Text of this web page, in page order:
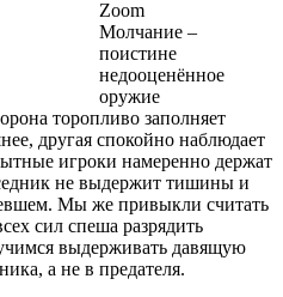
Zoom
Молчание –
поистине
недооценённое
оружие
торопливо заполняет
другая спокойно наблюдает
игроки намеренно держат
не выдержит тишины и
Мы же привыкли считать
сил спеша разрядить
выдерживать давящую
а не в предателя.